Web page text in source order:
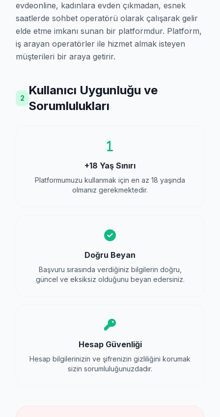
evdeonline, kadınlara evden çıkmadan, esnek
saatlerde sohbet operatörü olarak çalışarak gelir
elde etme imkanı sunan bir platformdur. Platform,
iş arayan operatörler ile hizmet almak isteyen
müşterileri bir araya getirir.
2
Kullanıcı Uygunluğu ve
Sorumlulukları
+18 Yaş Sınırı
Platformumuzu kullanmak için en az 18 yaşında
olmanız gerekmektedir.
Doğru Beyan
Başvuru sırasında verdiğiniz bilgilerin doğru,
güncel ve eksiksiz olduğunu beyan edersiniz.
Hesap Güvenliği
Hesap bilgilerinizin ve şifrenizin gizliliğini korumak
sizin sorumluluğunuzdadır.